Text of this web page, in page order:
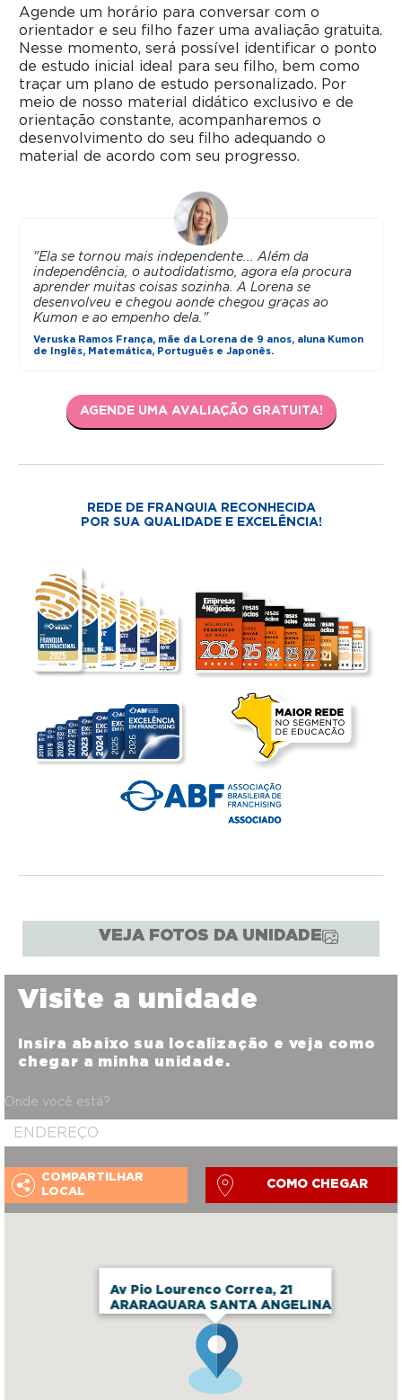
Agende um horário para conversar com o
orientador e seu filho fazer uma avaliação gratuita.
Nesse momento, será possível identificar o ponto
de estudo inicial ideal para seu filho, bem como
traçar um plano de estudo personalizado. Por
meio de nosso material didático exclusivo e de
orientação constante, acompanharemos o
desenvolvimento do seu filho adequando o
material de acordo com seu progresso.
"Ela se tornou mais independente... Além da
independência, o autodidatismo, agora ela procura
aprender muitas coisas sozinha. A Lorena se
desenvolveu e chegou aonde chegou graças ao
Kumon e ao empenho dela."
Veruska Ramos França, mãe da Lorena de 9 anos, aluna Kumon
de Inglês, Matemática, Português e Japonês.
AGENDE UMA AVALIAÇÃO GRATUITA!
REDE DE FRANQUIA RECONHECIDA
POR SUA QUALIDADE E EXCELÊNCIA!
VEJA FOTOS DA UNIDADE
Av Pio Lourenco Correa, 21
ARARAQUARA SANTA ANGELINA
Visite a unidade
Insira abaixo sua localização e veja como
chegar a minha unidade.
Onde você está?
COMPARTILHAR
LOCAL
COMO CHEGAR